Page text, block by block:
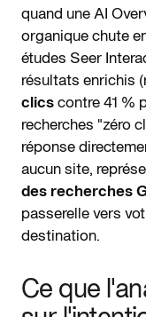
quand une AI
organique chute
études Seer
résultats enrichis
clics contre 41 %
recherches "zéro
réponse
aucun site,
des recherches
passerelle vers
destination.
Ce que